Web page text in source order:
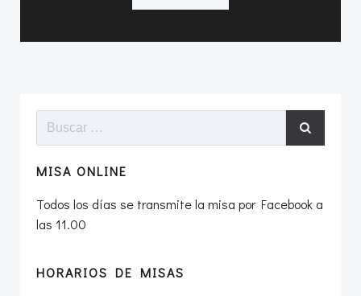
Buscar:
MISA ONLINE
Todos los días se transmite la misa por Facebook a
las 11.00
HORARIOS DE MISAS